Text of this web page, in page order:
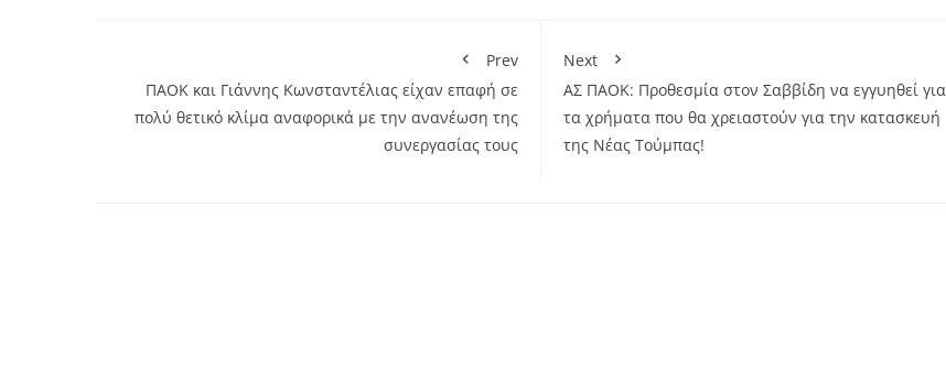
Prev
ΠΑΟΚ και Γιάννης Κωνσταντέλιας είχαν επαφή σε
πολύ θετικό κλίμα αναφορικά με την ανανέωση της
συνεργασίας τους
Next
ΑΣ ΠΑΟΚ: Προθεσμία στον Σαββίδη να εγγυηθεί για
τα χρήματα που θα χρειαστούν για την κατασκευή
της Νέας Τούμπας!